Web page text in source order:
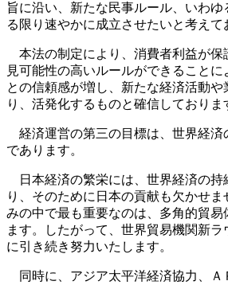
旨に沿い、新たな民事ルール、いわゆ
る限り速やかに成立させたいと考えて
本法の制定により、消費者利益が保
見可能性の高いルールができること
との信頼感が増し、新たな経済活動
り、活発化するものと確信しておりま
経済運営の第三の目標は、世界経済
であります。
日本経済の繁栄には、世界経済の持
り、そのために日本の貢献も欠かせ
みの中で最も重要なのは、多角的貿易
ます。したがって、世界貿易機関新
に引き続き努力いたします。
同時に、アジア太平洋経済協力、Ａ